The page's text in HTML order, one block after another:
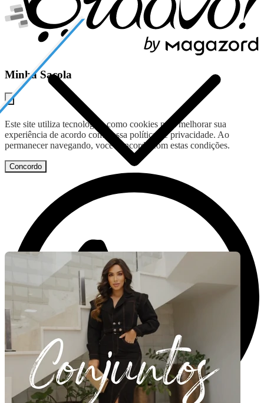
by
Minha Sacola
Este site utiliza tecnologias como cookies para melhorar sua
experiência de acordo com nossa política de privacidade. Ao
permanecer navegando, você concorda com estas condições.
Concordo